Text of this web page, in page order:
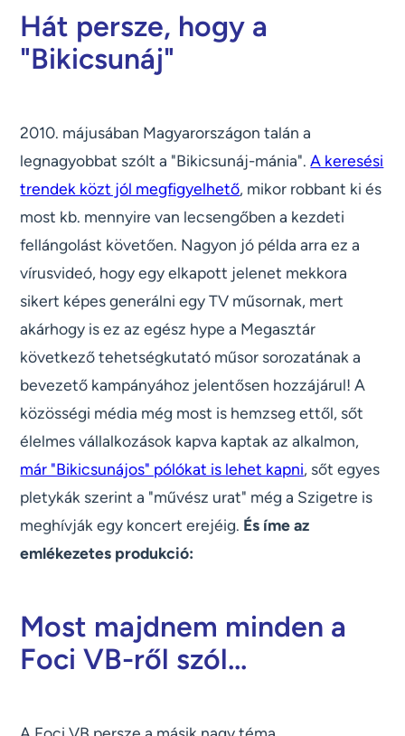
Hát persze, hogy a
"Bikicsunáj"
2010. májusában Magyarországon talán a
legnagyobbat szólt a "Bikicsunáj-mánia".A keresési
trendek közt jól megfigyelhető, mikor robbant ki és
most kb. mennyire van lecsengőben a kezdeti
fellángolást követően. Nagyon jó példa arra ez a
vírusvideó, hogy egy elkapott jelenet mekkora
sikert képes generálni egy TV műsornak, mert
akárhogy is ez az egész hype a Megasztár
következő tehetségkutató műsor sorozatának a
bevezető kampányához jelentősen hozzájárul! A
közösségi média még most is hemzseg ettől, sőt
élelmes vállalkozások kapva kaptak az alkalmon,
már "Bikicsunájos" pólókat is lehet kapni, sőt egyes
pletykák szerint a "művész urat" még a Szigetre is
meghívják egy koncert erejéig. És íme az
emlékezetes produkció:
Most majdnem minden a
Foci VB-ről szól...